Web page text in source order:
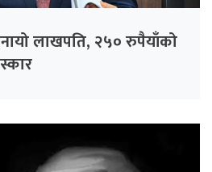
लाखपति, २५० रुपैयाँको